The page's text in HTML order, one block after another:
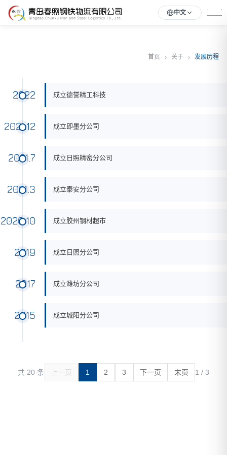
中文
首页 关于 发展历程
2022 成立德誉精工科技
2021.12 成立即墨分公司
2021.7 成立日照精密分公司
2021.3 成立泰安分公司
2020.10 成立胶州钢材超市
2019 成立日照分公司
2017 成立潍坊分公司
2015 成立城阳分公司
共 20 条 上一页 1 2 3 下一页 末页 1 / 3